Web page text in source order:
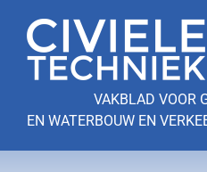
naar
inhoud
VAKBLAD VOOR
EN WATERBOUW EN